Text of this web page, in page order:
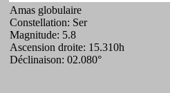
Amas globulaire
Constellation: Ser
Magnitude: 5.8
Ascension droite: 15.310h
Déclinaison: 02.080°